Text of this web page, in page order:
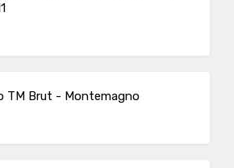
TM Brut - Montemagno